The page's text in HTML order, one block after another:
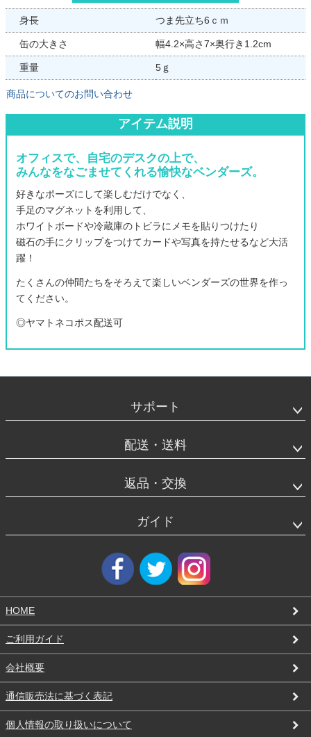
アイテム説明
オフィスで、自宅のデスクの上で、
みんなをなごませてくれる愉快なベンダーズ。
好きなポーズにして楽しむだけでなく、
手足のマグネットを利用して、
ホワイトボードや冷蔵庫のトビラにメモを貼りつけたり
磁石の手にクリップをつけてカードや写真を持たせるなど大活
躍！
たくさんの仲間たちをそろえて楽しいベンダーズの世界を作っ
てください。
◎ヤマトネコポス配送可
身長 つま先立ち6ｃｍ
缶の大きさ 幅4.2×高さ7×奥行き1.2cm
重量 5ｇ
商品についてのお問い合わせ
サポート
配送・送料
返品・交換
ガイド
HOME
ご利用ガイド
会社概要
通信販売法に基づく表記
個人情報の取り扱いについて